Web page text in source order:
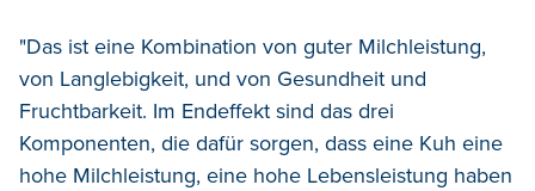
"Das ist eine Kombination von guter Milchleistung,
von Langlebigkeit, und von Gesundheit und
Fruchtbarkeit. Im Endeffekt sind das drei
Komponenten, die dafür sorgen, dass eine Kuh eine
hohe Milchleistung, eine hohe Lebensleistung haben